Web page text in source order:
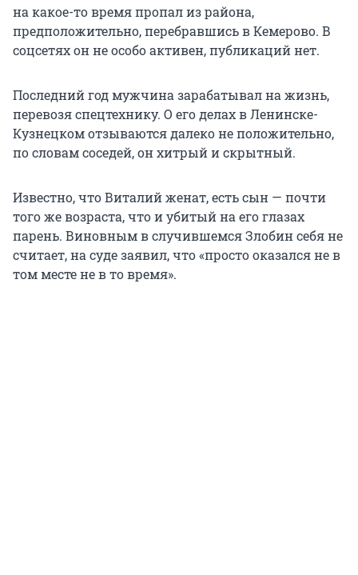
на какое-то время пропал из района,
предположительно, перебравшись в Кемерово. В
соцсетях он не особо активен, публикаций нет.
Последний год мужчина зарабатывал на жизнь,
перевозя спецтехнику. О его делах в Ленинске-
Кузнецком отзываются далеко не положительно,
по словам соседей, он хитрый и скрытный.
Известно, что Виталий женат, есть сын — почти
того же возраста, что и убитый на его глазах
парень. Виновным в случившемся Злобин себя не
считает, на суде заявил, что «просто оказался не в
том месте не в то время».